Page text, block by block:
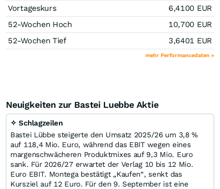
Vortageskurs
6,4100 EUR
52-Wochen Hoch
10,700 EUR
52-Wochen Tief
3,6401 EUR
mehr Performancedaten »
Neuigkeiten zur Bastei Luebbe Aktie
✧ Schlagzeilen
Bastei Lübbe steigerte den Umsatz 2025/26 um 3,8 %
auf 118,4 Mio. Euro, während das EBIT wegen eines
margenschwächeren Produktmixes auf 9,3 Mio. Euro
sank. Für 2026/27 erwartet der Verlag 10 bis 12 Mio.
Euro EBIT. Montega bestätigt „Kaufen“, senkt das
Kursziel auf 12 Euro. Für den 9. September ist eine